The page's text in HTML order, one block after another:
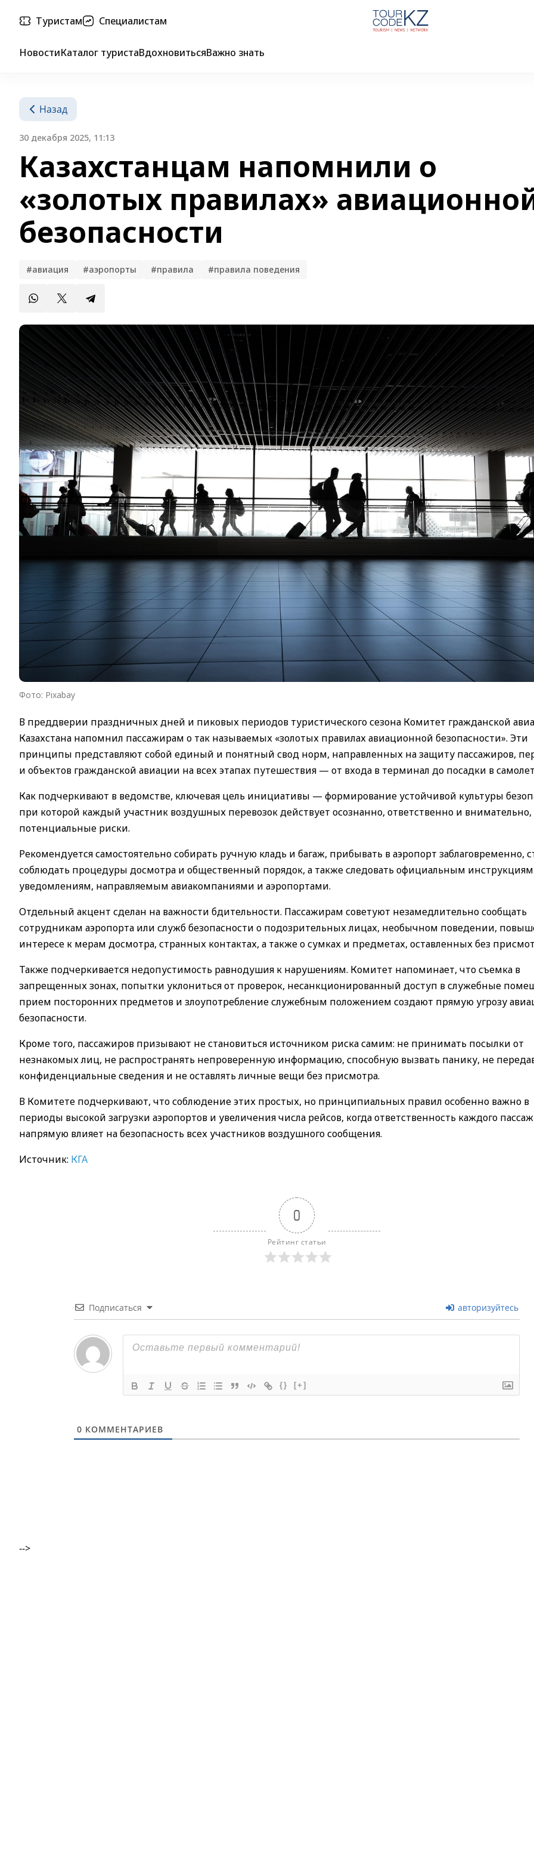
Туристам Специалистам
НовостиКаталог туристаВдохновитьсяВажно знать
Назад
30 декабря 2025, 11:13
Казахстанцам напомнили о
«золотых правилах»
безопасности
#авиация #аэропорты #правила #правила поведения
Фото: Pixabay
В преддверии праздничных дней и пиковых периодов туристического сезона Комитет гражданской
Казахстана напомнил пассажирам о так называемых «золотых правилах авиационной безопасности». Эти
принципы представляют собой единый и понятный свод норм, направленных на защиту пассажиров,
и объектов гражданской авиации на всех этапах путешествия — от входа в терминал до посадки в
Как подчеркивают в ведомстве, ключевая цель инициативы — формирование устойчивой культуры
при которой каждый участник воздушных перевозок действует осознанно, ответственно и
потенциальные риски.
Рекомендуется самостоятельно собирать ручную кладь и багаж, прибывать в аэропорт заблаговременно,
соблюдать процедуры досмотра и общественный порядок, а также следовать официальным
уведомлениям, направляемым авиакомпаниями и аэропортами.
Отдельный акцент сделан на важности бдительности. Пассажирам советуют незамедлительно сообщать
сотрудникам аэропорта или служб безопасности о подозрительных лицах, необычном поведении,
интересе к мерам досмотра, странных контактах, а также о сумках и предметах, оставленных без
Также подчеркивается недопустимость равнодушия к нарушениям. Комитет напоминает, что съемка в
запрещенных зонах, попытки уклониться от проверок, несанкционированный доступ в служебные
прием посторонних предметов и злоупотребление служебным положением создают прямую угрозу
безопасности.
Кроме того, пассажиров призывают не становиться источником риска самим: не принимать посылки от
незнакомых лиц, не распространять непроверенную информацию, способную вызвать панику, не
конфиденциальные сведения и не оставлять личные вещи без присмотра.
В Комитете подчеркивают, что соблюдение этих простых, но принципиальных правил особенно важно в
периоды высокой загрузки аэропортов и увеличения числа рейсов, когда ответственность каждого
напрямую влияет на безопасность всех участников воздушного сообщения.
Источник: КГА
0
Рейтинг статьи
Подписаться авторизуйтесь
{} [+]
0 КОММЕНТАРИЕВ
-->